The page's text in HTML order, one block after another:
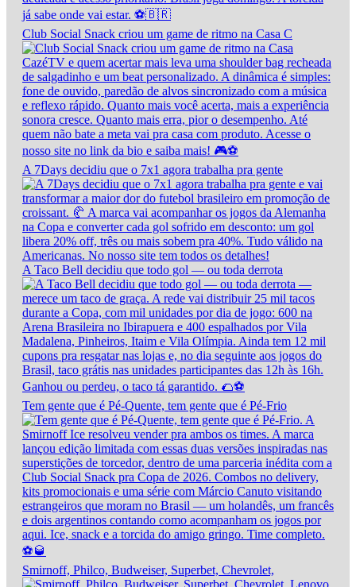
Club Social Snack criou um game de ritmo na Casa C
A 7Days decidiu que o 7x1 agora trabalha pra gente
A Taco Bell decidiu que todo gol — ou toda derrota
Tem gente que é Pé-Quente, tem gente que é Pé-Frio
Smirnoff, Philco, Budweiser, Superbet, Chevrolet,